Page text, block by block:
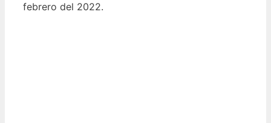
febrero del 2022.